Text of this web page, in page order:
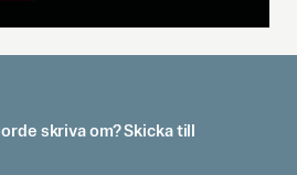
skriva om? Skicka till